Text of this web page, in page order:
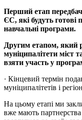
Перший етап
ЄС, які будуть готові
навчальні програми.
Другим етапом, який
муніципалітети міст
взяти участь у
· Кінцевий термін
муніципалітетів і
На цьому етапі ми
вже мають